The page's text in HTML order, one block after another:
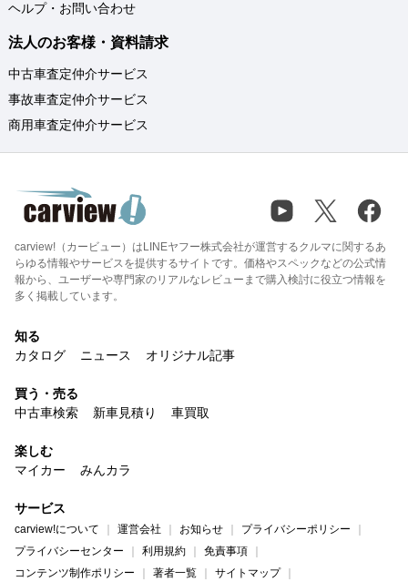
ヘルプ・お問い合わせ
法人のお客様・資料請求
中古車査定仲介サービス
事故車査定仲介サービス
商用車査定仲介サービス
carview!（カービュー）はLINEヤフー株式会社が運営するクルマに関するあ
らゆる情報やサービスを提供するサイトです。価格やスペックなどの公式情
報から、ユーザーや専門家のリアルなレビューまで購入検討に役立つ情報を
多く掲載しています。
知る
カタログ
ニュース オリジナル記事
買う・売る
中古車検索
新車見積り 車買取
楽しむ
マイカー
みんカラ
サービス
carview!について 運営会社 お知らせ
プライバシーポリシー
プライバシーセンター
利用規約
免責事項
コンテンツ制作ポリシー
著者一覧 サイトマップ